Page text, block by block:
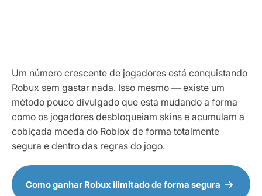
Um número crescente de jogadores está conquistando
Robux sem gastar nada. Isso mesmo — existe um
método pouco divulgado que está mudando a forma
como os jogadores desbloqueiam skins e acumulam a
cobiçada moeda do Roblox de forma totalmente
segura e dentro das regras do jogo.
Como ganhar Robux ilimitado de forma segura